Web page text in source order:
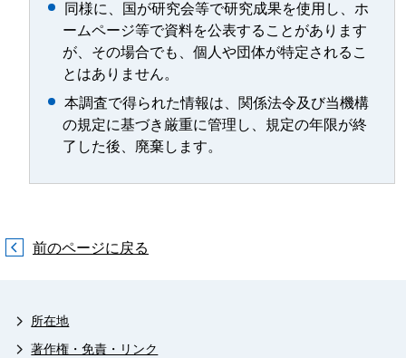
同様に、国が研究会等で研究成果を使用し、ホ
ームページ等で資料を公表することがあります
が、その場合でも、個人や団体が特定されるこ
とはありません。
本調査で得られた情報は、関係法令及び当機構
の規定に基づき厳重に管理し、規定の年限が終
了した後、廃棄します。
前のページに戻る
所在地
著作権・免責・リンク